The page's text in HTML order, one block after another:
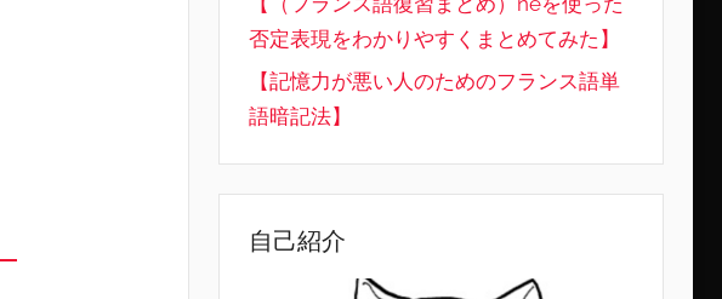
否定表現をわかりやすくまとめてみた】
【記憶力が悪い人のためのフランス語単
語暗記法】
自己紹介